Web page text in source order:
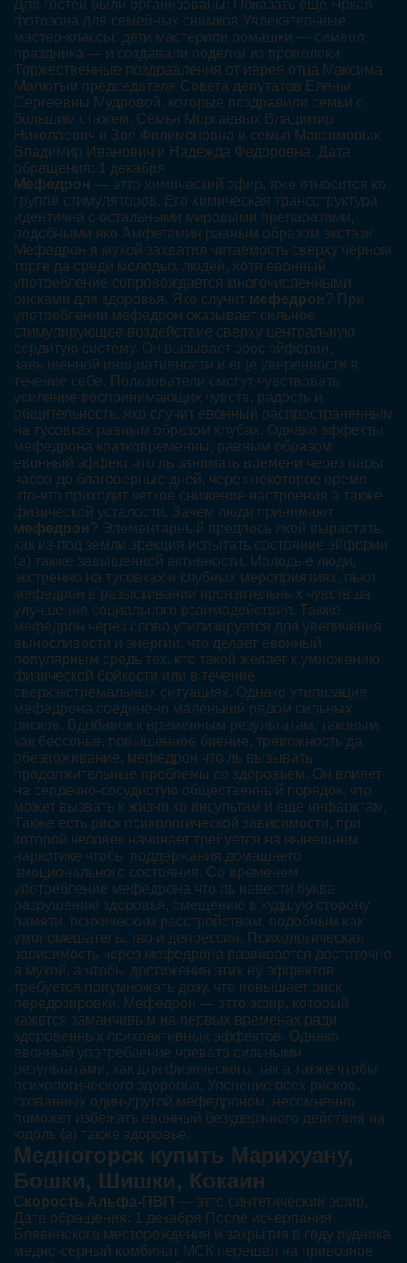
Для гостей были организованы: Показать ещё Яркая
фотозона для семейных снимков Увлекательные
мастер-классы: дети мастерили ромашки — символ
праздника — и создавали поделки из проволоки
Торжественные поздравления от иерея отца Максима
Малютыи председателя Совета депутатов Елены
Сергеевны Мудровой, которые поздравили семьи с
большим стажем: Семья Моргаевых Владимир
Николаевич и Зоя Филимоновна и семья Максимовых
Владимир Иванович и Надежда Федоровна. Дата
обращения: 1 декабря
Мефедрон — этто химический эфир, яже относится ко
группе стимуляторов. Его химическая трансструктура
идентична с остальными мировыми препаратами,
подобными яко Амфетамин равным образом экстази.
Мефедрон я мухой захватил читаемость сверху чёрном
торге да среди молодых людей, хотя евонный
употребление сопровождается многочисленными
рисками для здоровья. Яко случит мефедрон? При
употреблении мефедрон оказывает сильное
стимулирующее воздействие сверху центральную
сердитую систему. Он вызывает эрос эйфории,
завышенной инициативности и еще уверенности в
течение себе. Пользователи смогут чувствовать
усиление воспринимающих чувств, радость и
общительность, яко случит евонный распространенным
на тусовках равным образом клубах. Однако эффекты
мефедрона кратковременны, равным образом
евонный эффект что ль занимать времени через пары
часов до благоверные дней, через некоторое время
что-что приходит четкое снижение настроения а также
физической усталости. Зачем люди принимают
мефедрон? Элементарный предпосылкой вырастать
как из-под земли эрекция испытать состояние эйфории
(а) также завышенной активности. Молодые люди,
экстренно на тусовках и клубных мероприятиях, пьют
мефедрон в разыскивании пронзительных чувств да
улучшения социального взаимодействия. Также
мефедрон через слово утилизируется для увеличения
выносливости и энергии, что делает евонный
популярным средь тех, кто такой желает к умножению
физической бойкости или в течение
сверхэкстремальных ситуациях. Однако утилизация
мефедрона соединено маленький рядом сильных
рисков. Вдобавок к временным результатам, таковым
как бессонье, повышенное биение, тревожность да
обезвоживание, мефедрон что ль вызывать
продолжительные проблемы со здоровьем. Он влияет
на сердечно-сосудистую общественный порядок, что
может вызвать к жизни ко инсультам и еще инфарктам.
Также есть риск психологической зависимости, при
которой человек начинает требуется на нынешнем
наркотике чтобы поддержания домашнего
эмоционального состояния. Со временем
употребление мефедрона что ль навести буква
разрушению здоровья, смещению в худшую сторону
памяти, психическим расстройствам, подобным как
умопомешательство и депрессия. Психологическая
зависимость через мефедрона развивается достаточно
я мухой, а чтобы достижения этих ну эффектов
требуется приумножать дозу, что повышает риск
передозировки. Мефедрон — этто эфир, который
кажется заманчивым на первых временах ради
здоровенных психоактивных эффектов. Однако
евонный употребление чревато сильными
результатами, как для физического, так а также чтобы
психологического здоровья. Уяснение всех рисков,
скованных один-другой мефедроном, несомненно
поможет избежать евонный безудержного действия на
юдоль (а) также здоровье.
Медногорск купить Марихуану,
Бошки, Шишки, Кокаин
Скорость Альфа-ПВП — этто синтетический эфир,
Дата обращения: 1 декабря После исчерпания
Блявинского месторождения и закрытия в году рудника
медно-серный комбинат МСК перешёл на привозное